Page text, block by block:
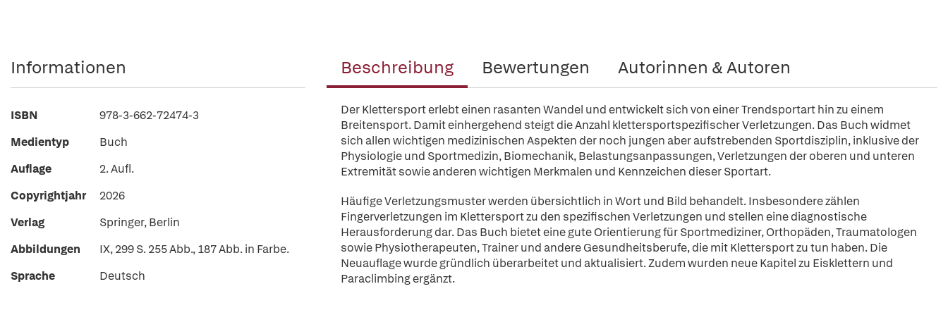
Beschreibung Bewertungen Autorinnen & Autoren
Der Klettersport erlebt einen rasanten Wandel und entwickelt sich von einer Trendsportart hin zu einem
Breitensport. Damit einhergehend steigt die Anzahl klettersportspezifischer Verletzungen. Das Buch widmet
sich allen wichtigen medizinischen Aspekten der noch jungen aber aufstrebenden Sportdisziplin, inklusive der
Physiologie und Sportmedizin, Biomechanik, Belastungsanpassungen, Verletzungen der oberen und unteren
Extremität sowie anderen wichtigen Merkmalen und Kennzeichen dieser Sportart.
Häufige Verletzungsmuster werden übersichtlich in Wort und Bild behandelt. Insbesondere zählen
Fingerverletzungen im Klettersport zu den spezifischen Verletzungen und stellen eine diagnostische
Herausforderung dar. Das Buch bietet eine gute Orientierung für Sportmediziner, Orthopäden, Traumatologen
sowie Physiotherapeuten, Trainer und andere Gesundheitsberufe, die mit Klettersport zu tun haben. Die
Neuauflage wurde gründlich überarbeitet und aktualisiert. Zudem wurden neue Kapitel zu Eisklettern und
Paraclimbing ergänzt.
Informationen
ISBN
978-3-662-72474-3
Medientyp
Buch
Auflage
2. Aufl.
Copyrightjahr
2026
Verlag
Springer, Berlin
Abbildungen
IX, 299 S. 255 Abb., 187 Abb. in Farbe.
Sprache
Deutsch